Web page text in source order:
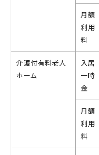
月額
利用
料
介護付有料老人
ホーム
入居
一時
金
月額
利用
料